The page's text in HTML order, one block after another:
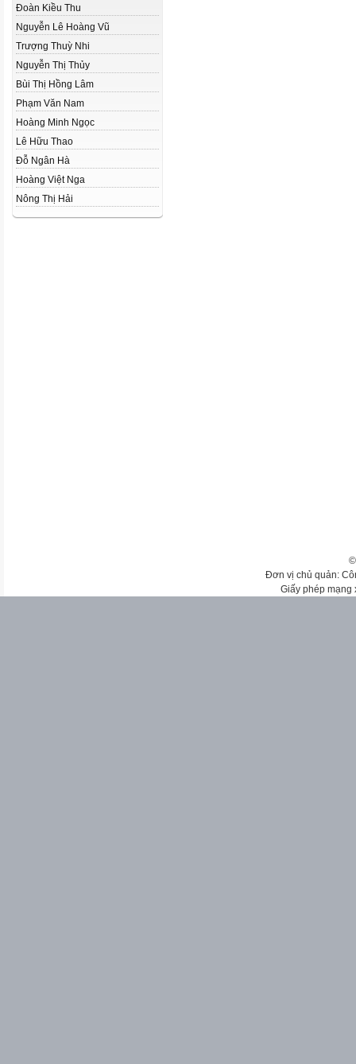
Đoàn Kiều Thu
Nguyễn Lê Hoàng Vũ
Trượng Thuỳ Nhi
Nguyễn Thị Thủy
Bùi Thị Hồng Lâm
Phạm Văn Nam
Hoàng Minh Ngọc
Lê Hữu Thao
Đỗ Ngân Hà
Hoàng Việt Nga
Nông Thị Hải
Đơn vị chủ quản:
Giấy phép mạng